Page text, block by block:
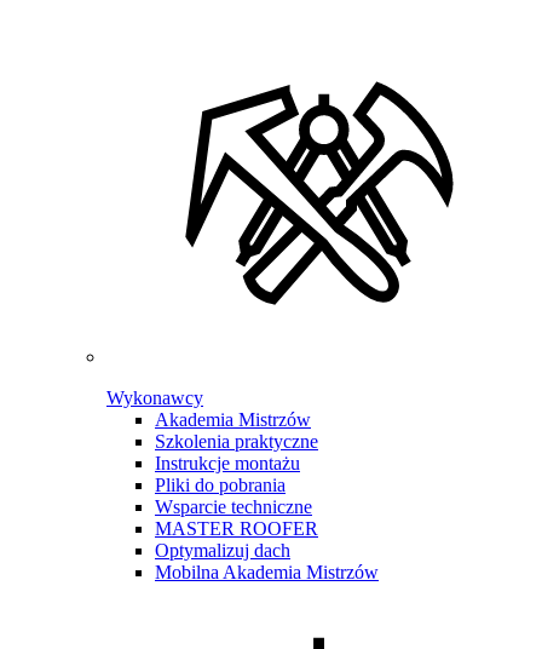
Wykonawcy
Akademia Mistrzów
Szkolenia praktyczne
Instrukcje montażu
Pliki do pobrania
Wsparcie techniczne
MASTER ROOFER
Optymalizuj dach
Mobilna Akademia Mistrzów